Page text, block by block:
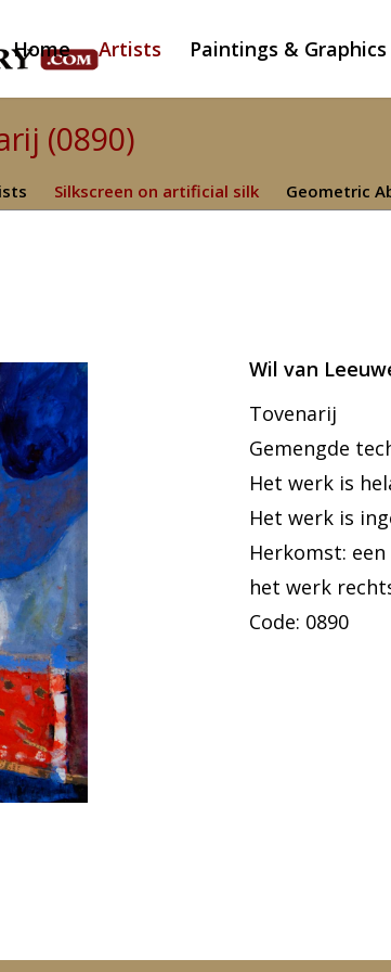
Home Artists Paintings & Graphics
(0890)
Silkscreen on artificial silk Geometric
Wil van
Tovenarij
Gemengde
Het werk is
Het werk is
Herkomst:
het werk
Code: 0890